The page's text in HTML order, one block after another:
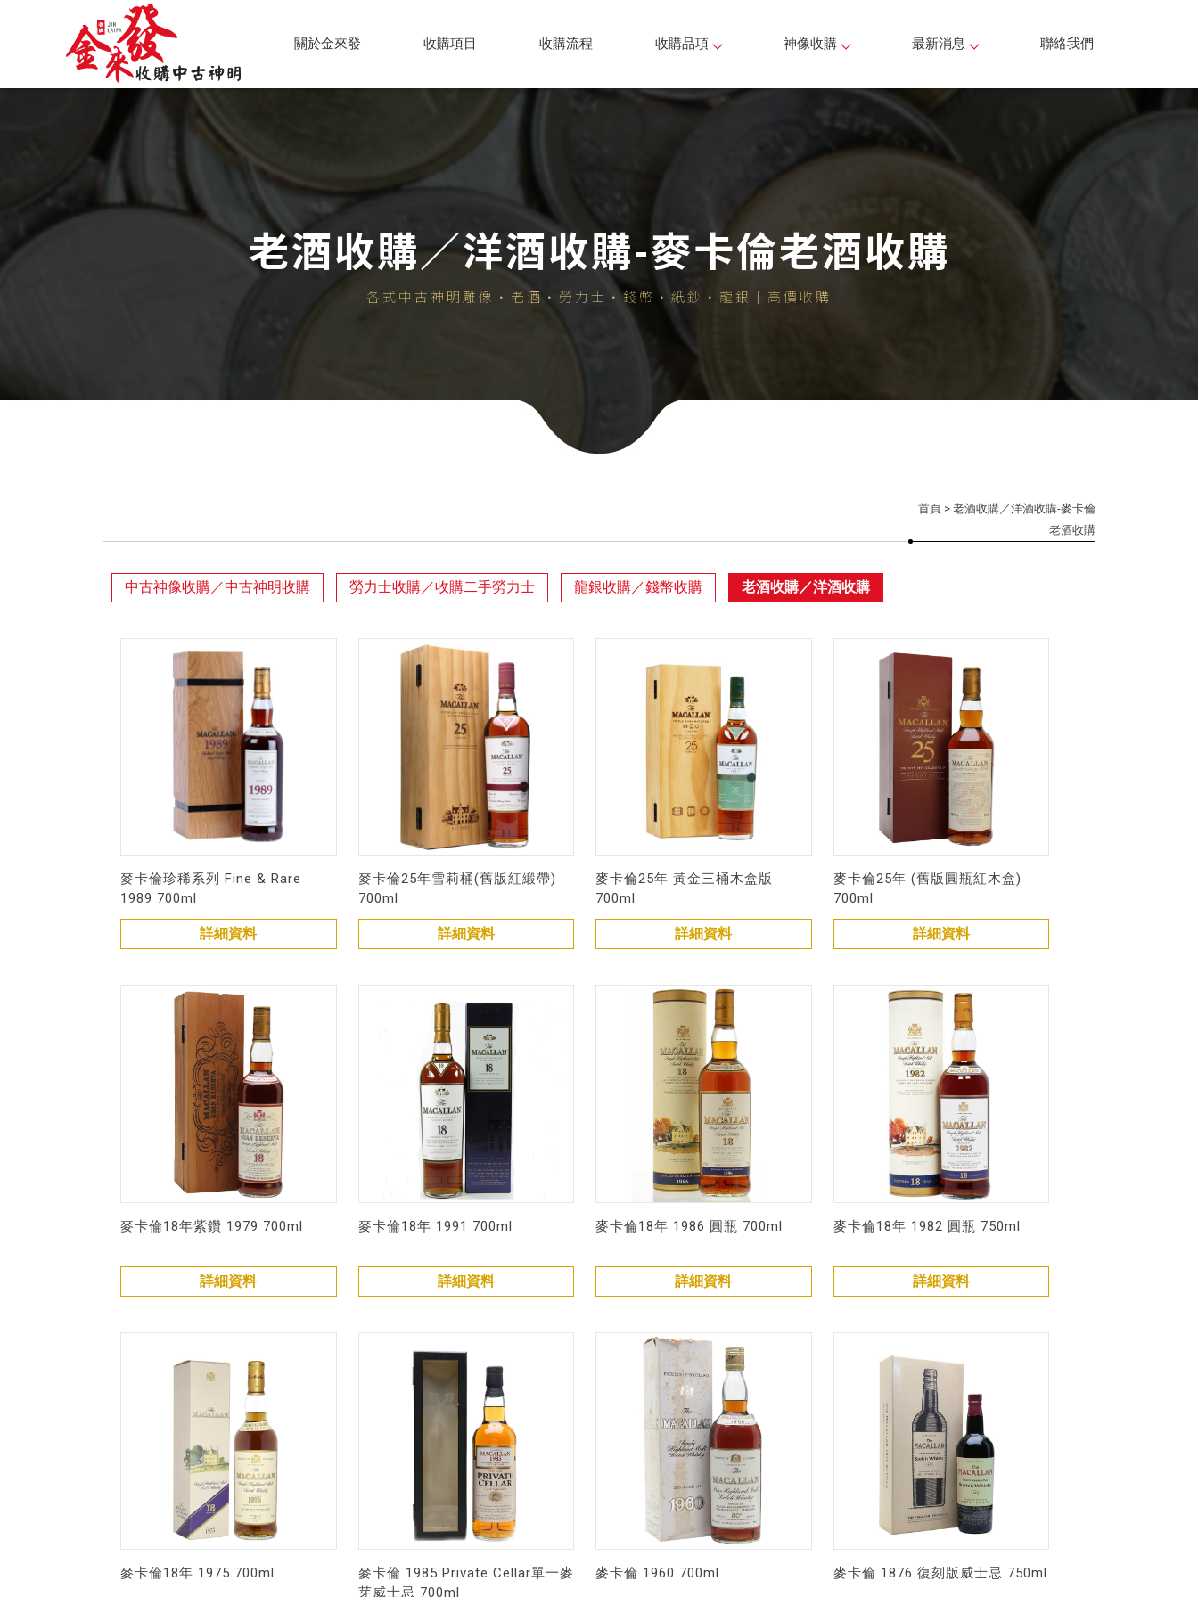
關於金來發 收購項目 收購流程 收購品項 神像收購 最新消息 聯絡我們
老酒收購／洋酒收購-麥卡倫老酒收購
首頁> 老酒收購／洋酒收購-麥卡倫
老酒收購
中古神像收購／中古神明收購 勞力士收購／收購二手勞力士 龍銀收購／錢幣收購 老酒收購／洋酒收購
麥卡倫珍稀系列 Fine & Rare
1989 700ml
詳細資料
麥卡倫25年雪莉桶(舊版紅緞帶)
700ml
詳細資料
麥卡倫25年 黃金三桶木盒版
700ml
詳細資料
麥卡倫25年 (舊版圓瓶紅木盒)
700ml
詳細資料
麥卡倫18年紫鑽 1979 700ml
詳細資料
麥卡倫18年 1991 700ml
詳細資料
麥卡倫18年 1986 圓瓶 700ml
詳細資料
麥卡倫18年 1982 圓瓶 750ml
詳細資料
麥卡倫18年 1975 700ml
麥卡倫 1985 Private Cellar單一麥
芽威士忌 700ml
麥卡倫 1960 700ml 麥卡倫 1876 復刻版威士忌 750ml